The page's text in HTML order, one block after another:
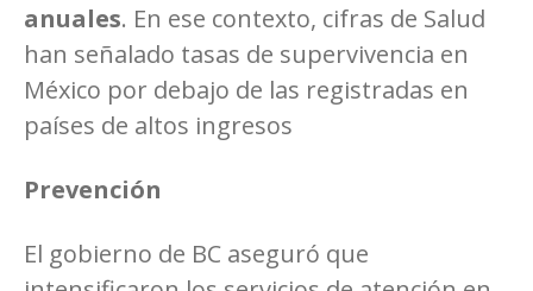
anuales. En ese contexto, cifras de Salud
han señalado tasas de supervivencia en
México por debajo de las registradas en
países de altos ingresos
Prevención
El gobierno de BC aseguró que